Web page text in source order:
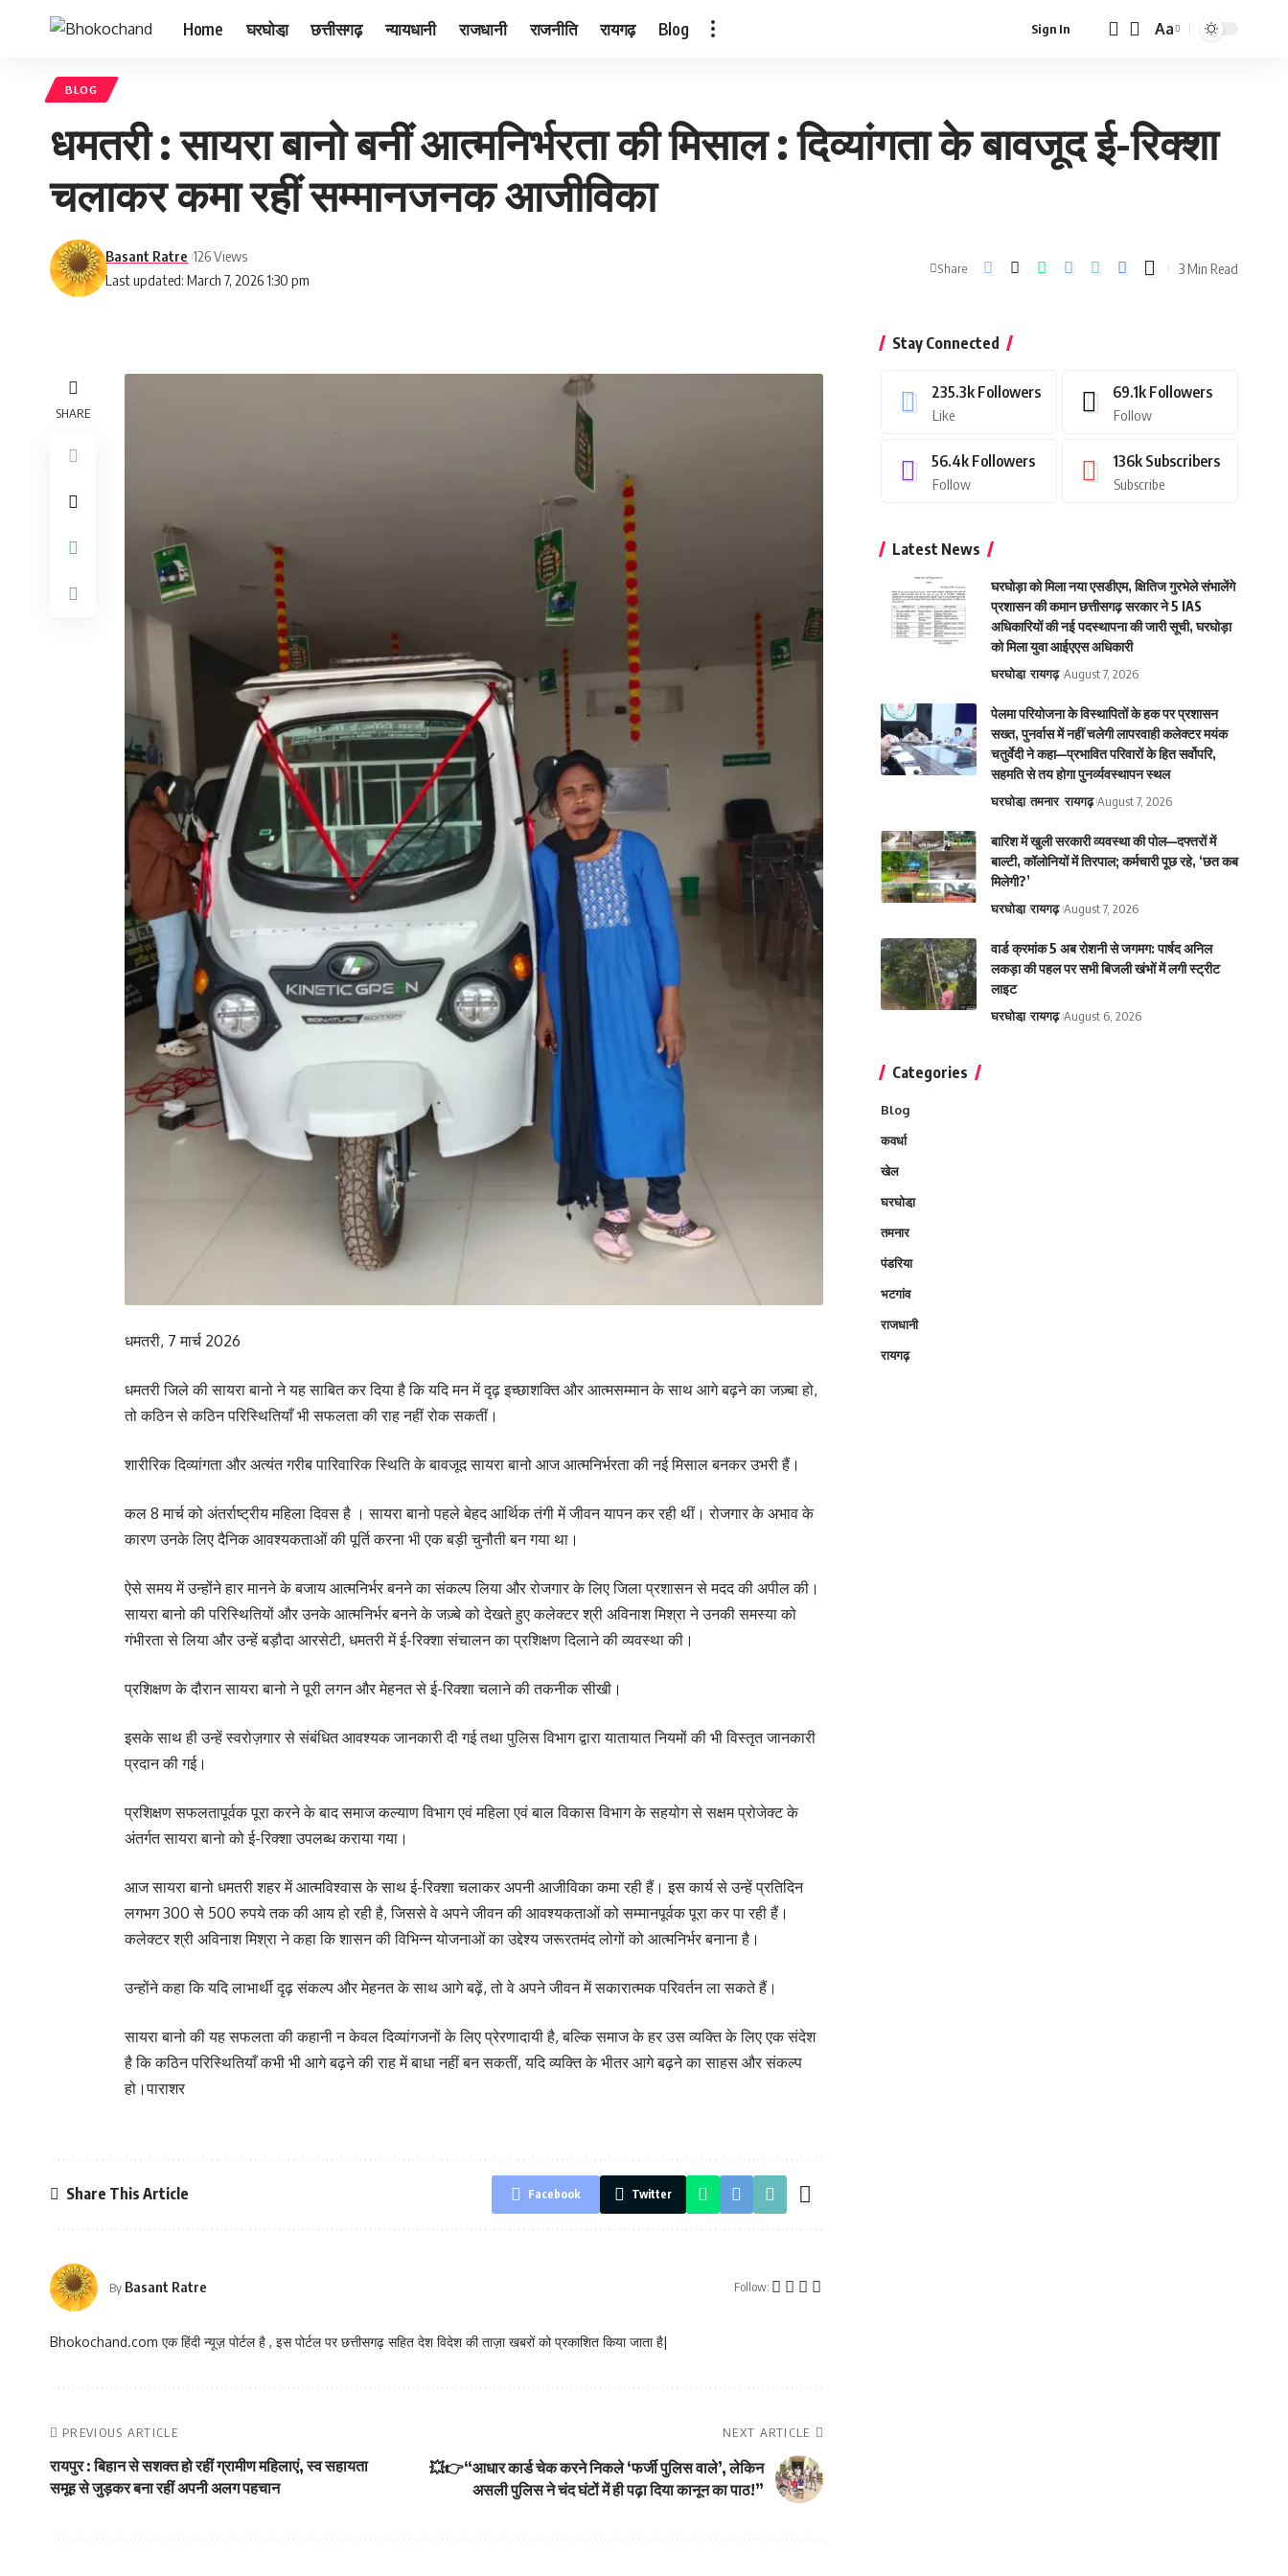
Home घरघोडा़ छत्तीसगढ़ न्यायधानी राजधानी राजनीति रायगढ़ Blog Sign In
Font
Aa
BLOG
धमतरी : सायरा बानो बनीं आत्मनिर्भरता की मिसाल : दिव्यांगता के बावजूद ई-रिक्शा
चलाकर कमा रहीं सम्मानजनक आजीविका
Last updated: March 7, 2026 1:30 pm
Basant Ratre 126 Views
Share 3 Min Read
SHARE
धमतरी, 7 मार्च 2026
धमतरी जिले की सायरा बानो ने यह साबित कर दिया है कि यदि मन में दृढ़ इच्छाशक्ति और आत्मसम्मान के साथ आगे बढ़ने का जज़्बा हो,
तो कठिन से कठिन परिस्थितियाँ भी सफलता की राह नहीं रोक सकतीं।
शारीरिक दिव्यांगता और अत्यंत गरीब पारिवारिक स्थिति के बावजूद सायरा बानो आज आत्मनिर्भरता की नई मिसाल बनकर उभरी हैं।
कल 8 मार्च को अंतर्राष्ट्रीय महिला दिवस है । सायरा बानो पहले बेहद आर्थिक तंगी में जीवन यापन कर रही थीं। रोजगार के अभाव के
कारण उनके लिए दैनिक आवश्यकताओं की पूर्ति करना भी एक बड़ी चुनौती बन गया था।
ऐसे समय में उन्होंने हार मानने के बजाय आत्मनिर्भर बनने का संकल्प लिया और रोजगार के लिए जिला प्रशासन से मदद की अपील की।
सायरा बानो की परिस्थितियों और उनके आत्मनिर्भर बनने के जज़्बे को देखते हुए कलेक्टर श्री अविनाश मिश्रा ने उनकी समस्या को
गंभीरता से लिया और उन्हें बड़ौदा आरसेटी, धमतरी में ई-रिक्शा संचालन का प्रशिक्षण दिलाने की व्यवस्था की।
प्रशिक्षण के दौरान सायरा बानो ने पूरी लगन और मेहनत से ई-रिक्शा चलाने की तकनीक सीखी।
इसके साथ ही उन्हें स्वरोज़गार से संबंधित आवश्यक जानकारी दी गई तथा पुलिस विभाग द्वारा यातायात नियमों की भी विस्तृत जानकारी
प्रदान की गई।
प्रशिक्षण सफलतापूर्वक पूरा करने के बाद समाज कल्याण विभाग एवं महिला एवं बाल विकास विभाग के सहयोग से सक्षम प्रोजेक्ट के
अंतर्गत सायरा बानो को ई-रिक्शा उपलब्ध कराया गया।
आज सायरा बानो धमतरी शहर में आत्मविश्वास के साथ ई-रिक्शा चलाकर अपनी आजीविका कमा रही हैं। इस कार्य से उन्हें प्रतिदिन
लगभग 300 से 500 रुपये तक की आय हो रही है, जिससे वे अपने जीवन की आवश्यकताओं को सम्मानपूर्वक पूरा कर पा रही हैं।
कलेक्टर श्री अविनाश मिश्रा ने कहा कि शासन की विभिन्न योजनाओं का उद्देश्य जरूरतमंद लोगों को आत्मनिर्भर बनाना है।
उन्होंने कहा कि यदि लाभार्थी दृढ़ संकल्प और मेहनत के साथ आगे बढ़ें, तो वे अपने जीवन में सकारात्मक परिवर्तन ला सकते हैं।
सायरा बानो की यह सफलता की कहानी न केवल दिव्यांगजनों के लिए प्रेरणादायी है, बल्कि समाज के हर उस व्यक्ति के लिए एक संदेश
है कि कठिन परिस्थितियाँ कभी भी आगे बढ़ने की राह में बाधा नहीं बन सकतीं, यदि व्यक्ति के भीतर आगे बढ़ने का साहस और संकल्प
हो।पाराशर
Share This Article Facebook Twitter
By Basant Ratre Follow:
Bhokochand.com एक हिंदी न्यूज़ पोर्टल है , इस पोर्टल पर छत्तीसगढ़ सहित देश विदेश की ताज़ा खबरों को प्रकाशित किया जाता है|
PREVIOUS ARTICLE
रायपुर : बिहान से सशक्त हो रहीं ग्रामीण महिलाएं, स्व सहायता
समूह से जुड़कर बना रहीं अपनी अलग पहचान
NEXT ARTICLE
💥👉“आधार कार्ड चेक करने निकले ‘फर्जी पुलिस वाले’, लेकिन
असली पुलिस ने चंद घंटों में ही पढ़ा दिया कानून का पाठ!”
Stay Connected
235.3k Followers
Like
69.1k Followers
Follow
56.4k Followers
Follow
136k Subscribers
Subscribe
Latest News
घरघोड़ा को मिला नया एसडीएम, क्षितिज गुरभेले संभालेंगे
प्रशासन की कमान छत्तीसगढ़ सरकार ने 5 IAS
अधिकारियों की नई पदस्थापना की जारी सूची, घरघोड़ा
को मिला युवा आईएएस अधिकारी
घरघोडा़ रायगढ़ August 7, 2026
पेलमा परियोजना के विस्थापितों के हक पर प्रशासन
सख्त, पुनर्वास में नहीं चलेगी लापरवाही कलेक्टर मयंक
चतुर्वेदी ने कहा—प्रभावित परिवारों के हित सर्वोपरि,
सहमति से तय होगा पुनर्व्यवस्थापन स्थल
घरघोडा़ तमनार रायगढ़ August 7, 2026
बारिश में खुली सरकारी व्यवस्था की पोल—दफ्तरों में
बाल्टी, कॉलोनियों में तिरपाल; कर्मचारी पूछ रहे, ‘छत कब
मिलेगी?’
घरघोडा़ रायगढ़ August 7, 2026
वार्ड क्रमांक 5 अब रोशनी से जगमग: पार्षद अनिल
लकड़ा की पहल पर सभी बिजली खंभों में लगी स्ट्रीट
लाइट
घरघोडा़ रायगढ़ August 6, 2026
Categories
Blog
कवर्धा
खेल
घरघोडा़
तमनार
पंडरिया
भटगांव
राजधानी
रायगढ़